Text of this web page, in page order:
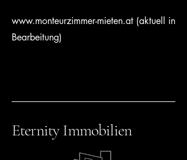
www.monteurzimmer-mieten.at (aktuell in
Bearbeitung)
Eternity Immobilien